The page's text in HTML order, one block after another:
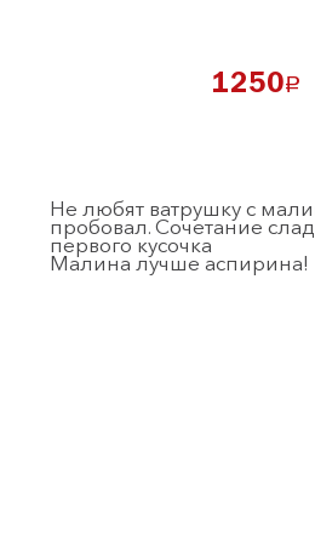
1250a
Не любят ватрушку с
пробовал. Сочетание
первого кусочка
Малина лучше аспирина!